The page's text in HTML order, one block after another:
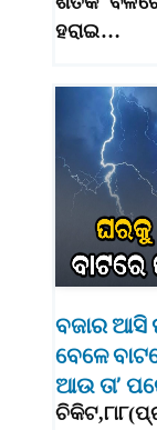
ହରାଇ…
ବଜାର ଆସି
ବେଳେ
ଆଉ ତା’